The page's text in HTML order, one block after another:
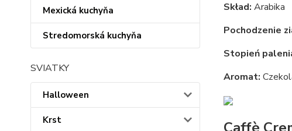
Mexická kuchyňa
Stredomorská kuchyňa
SVIATKY
Halloween
Krst
Skład: Arabika
Pochodzenie
Stopień
Aromat: